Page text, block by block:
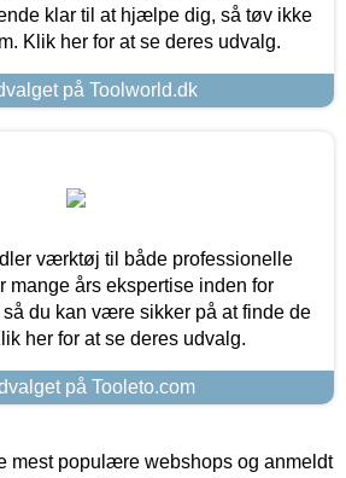
klar til at hjælpe dig, så tøv ikke
Klik her for at se deres udvalg.
på Toolworld.dk
værktøj til både professionelle
mange års ekspertise inden for
du kan være sikker på at finde de
her for at se deres udvalg.
på Tooleto.com
mest populære webshops og anmeldt